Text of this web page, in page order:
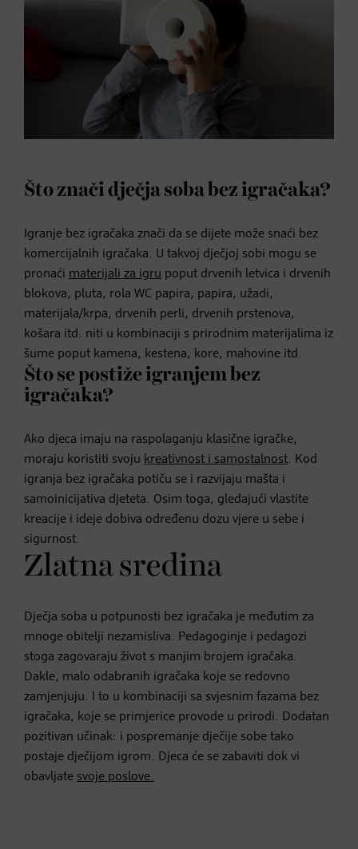
Što znači dječja soba bez igračaka?
Igranje bez igračaka znači da se dijete može snaći bez
komercijalnih igračaka. U takvoj dječjoj sobi mogu se
pronaći materijali za igru poput drvenih letvica i drvenih
blokova, pluta, rola WC papira, papira, užadi,
materijala/krpa, drvenih perli, drvenih prstenova,
košara itd. niti u kombinaciji s prirodnim materijalima iz
šume poput kamena, kestena, kore, mahovine itd.
Što se postiže igranjem bez
igračaka?
Ako djeca imaju na raspolaganju klasične igračke,
moraju koristiti svoju kreativnost i samostalnost. Kod
igranja bez igračaka potiču se i razvijaju mašta i
samoinicijativa djeteta. Osim toga, gledajući vlastite
kreacije i ideje dobiva određenu dozu vjere u sebe i
sigurnost.
Zlatna sredina
Dječja soba u potpunosti bez igračaka je međutim za
mnoge obitelji nezamisliva. Pedagoginje i pedagozi
stoga zagovaraju život s manjim brojem igračaka.
Dakle, malo odabranih igračaka koje se redovno
zamjenjuju. I to u kombinaciji sa svjesnim fazama bez
igračaka, koje se primjerice provode u prirodi. Dodatan
pozitivan učinak: i pospremanje dječije sobe tako
postaje dječijom igrom. Djeca će se zabaviti dok vi
obavljate svoje poslove.